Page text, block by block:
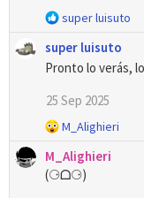
R
a
c
i
n
e
s
:
super luisuto
super luisuto
Pronto lo verás,
25 Sep 2025
R
a
c
M_Alighieri
M_Alighieri
(⚆ᗝ⚆)